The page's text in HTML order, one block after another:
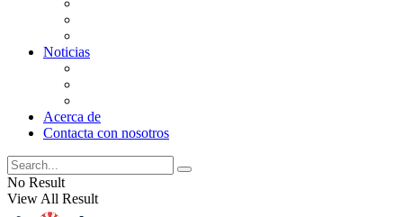
Noticias
Acerca de
Contacta con nosotros
No Result
View All Result